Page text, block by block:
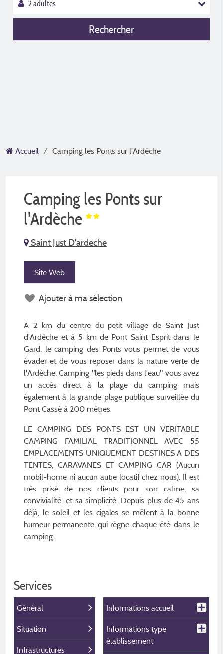
Rechercher
Accueil Camping les Ponts sur l'Ardèche
Camping les Ponts sur
l'Ardèche
Saint Just D'ardeche
Site Web
Ajouter à ma sélection
A 2 km du centre du petit village de Saint Just
d'Ardèche et à 5 km de Pont Saint Esprit dans le
Gard, le camping des Ponts vous permet de vous
évader et de vous reposer dans la nature verte de
l'Ardèche. Camping "les pieds dans l'eau" vous avez
un accès direct à la plage du camping mais
également à la grande plage publique surveillée du
Pont Cassé à 200 mètres.
LE CAMPING DES PONTS EST UN VERITABLE
CAMPING FAMILIAL TRADITIONNEL AVEC 55
EMPLACEMENTS UNIQUEMENT DESTINES A DES
TENTES, CARAVANES ET CAMPING CAR (Aucun
mobil-home ni aucun autre locatif chez nous). Il est
très prisé de nos clients pour son calme, sa
convivialité, et sa simplicité. Depuis plus de 45 ans
déjà, le soleil et les cigales se mêlent à la bonne
humeur permanente qui règne chaque été dans le
camping.
Services
Général
Situation
Infrastructures
Informations accueil
Informations type
établissement